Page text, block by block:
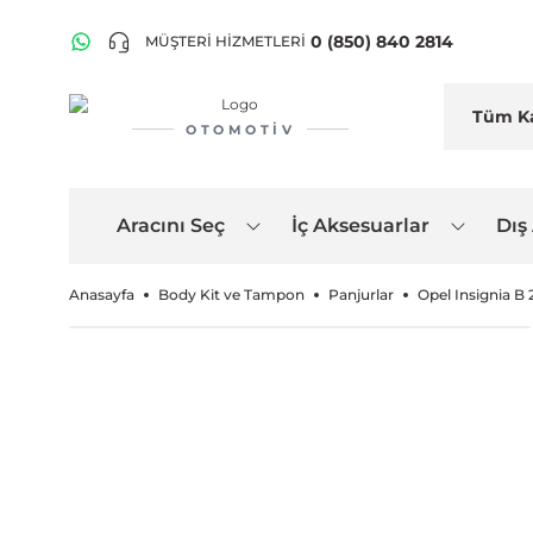
MÜŞTERİ HİZMETLERİ 0 (850) 840 2814
OTOMOTIV
Aracını Seç İç Aksesuarlar
Anasayfa Body Kit ve Tampon Panjurlar Opel Insignia B